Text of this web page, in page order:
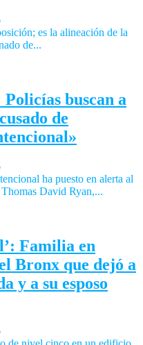
es la alineación de la
de...
buscan a
de
ha puesto en alerta al
David Ryan,...
Familia en
Bronx que dejó a
y a su esposo